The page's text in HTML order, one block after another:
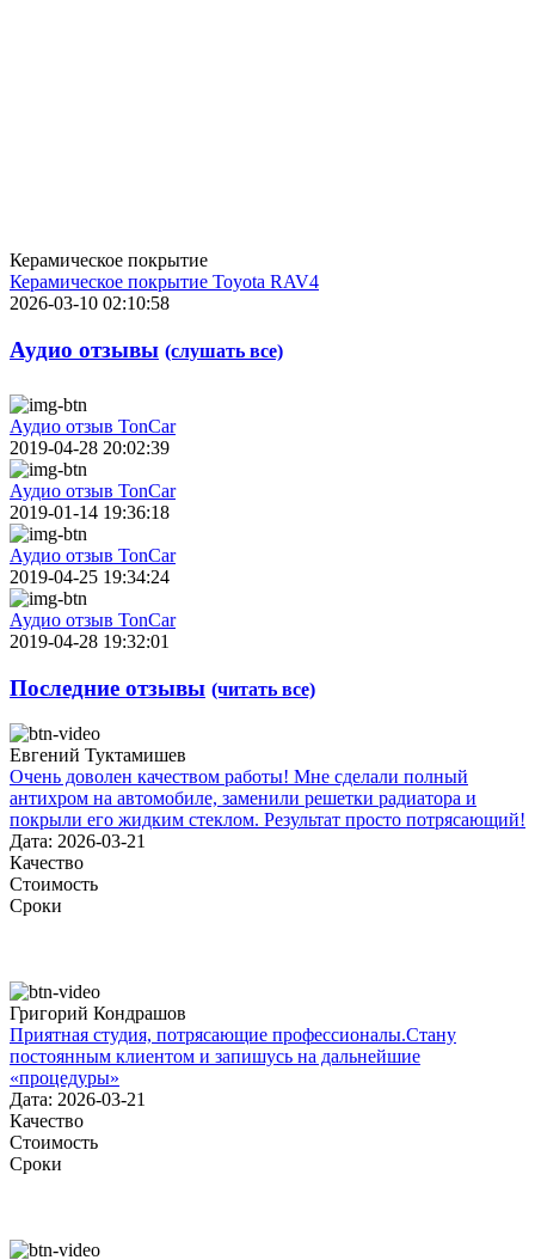
Керамическое покрытие
Керамическое покрытие Toyota RAV4
2026-03-10 02:10:58
Аудио отзывы (слушать все)
Аудио отзыв TonCar
2019-04-28 20:02:39
Аудио отзыв TonCar
2019-01-14 19:36:18
Аудио отзыв TonCar
2019-04-25 19:34:24
Аудио отзыв TonCar
2019-04-28 19:32:01
Последние отзывы (читать все)
Евгений Туктамишев
Очень доволен качеством работы! Мне сделали полный
антихром на автомобиле, заменили решетки радиатора и
покрыли его жидким стеклом. Результат просто потрясающий!
Дата: 2026-03-21
Качество
Стоимость
Сроки
Григорий Кондрашов
Приятная студия, потрясающие профессионалы.Стану
постоянным клиентом и запишусь на дальнейшие
«процедуры»
Дата: 2026-03-21
Качество
Стоимость
Сроки